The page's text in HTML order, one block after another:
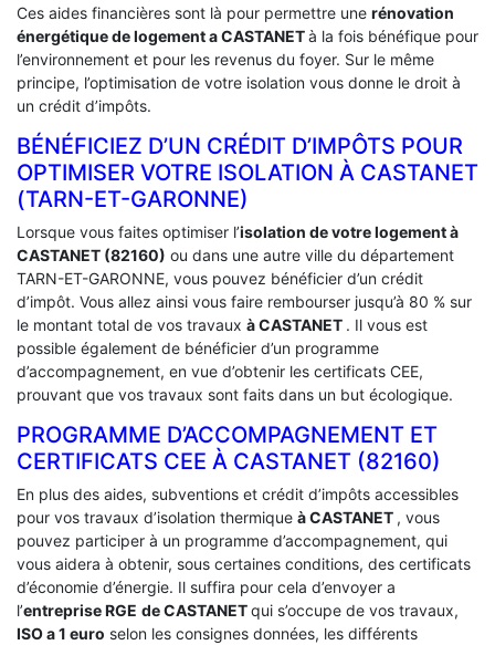
Ces aides financières sont là pour permettre une rénovation
énergétique de logement aCASTANETà la fois bénéfique pour
l’environnement et pour les revenus du foyer. Sur le même
principe, l’optimisation de votre isolation vous donne le droit à
un crédit d’impôts.
BÉNÉFICIEZ D’UN CRÉDIT D’IMPÔTS POUR
OPTIMISER VOTRE ISOLATION À ‎CASTANET
(TARN-ET-GARONNE)
Lorsque vous faites optimiser l’isolation de votre logement à
CASTANET (82160) ou dans une autre ville du département
TARN-ET-GARONNE, vous pouvez bénéficier d’un crédit
d’impôt. Vous allez ainsi vous faire rembourser jusqu’à 80 % sur
le montant total de vos travaux à CASTANET . Il vous est
possible également de bénéficier d’un programme
d’accompagnement, en vue d’obtenir les certificats CEE,
prouvant que vos travaux sont faits dans un but écologique.
PROGRAMME D’ACCOMPAGNEMENT ET
CERTIFICATS CEE À ‎CASTANET (82160)
En plus des aides, subventions et crédit d’impôts accessibles
pour vos travaux d’isolation thermique à CASTANET , vous
pouvez participer à un programme d’accompagnement, qui
vous aidera à obtenir, sous certaines conditions, des certificats
d’économie d’énergie. Il suffira pour cela d’envoyer a
l’entreprise RGE de CASTANETqui s’occupe de vos travaux,
ISO a 1 euro selon les consignes données, les différents